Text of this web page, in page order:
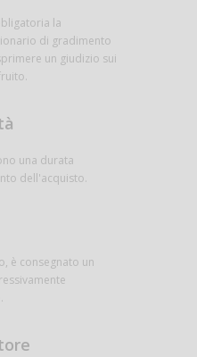
la
di gradimento
un giudizio sui
una durata
dell'acquisto.
è consegnato un